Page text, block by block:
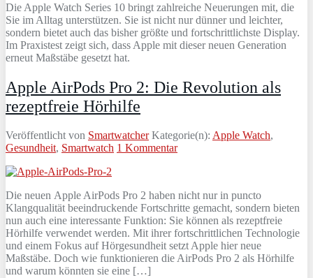
Die Apple Watch Series 10 bringt zahlreiche Neuerungen mit, die
Sie im Alltag unterstützen. Sie ist nicht nur dünner und leichter,
sondern bietet auch das bisher größte und fortschrittlichste Display.
Im Praxistest zeigt sich, dass Apple mit dieser neuen Generation
erneut Maßstäbe gesetzt hat.
Apple AirPods Pro 2: Die Revolution als
rezeptfreie Hörhilfe
Veröffentlicht von Smartwatcher Kategorie(n): Apple Watch,
Gesundheit, Smartwatch 1 Kommentar
Die neuen Apple AirPods Pro 2 haben nicht nur in puncto
Klangqualität beeindruckende Fortschritte gemacht, sondern bieten
nun auch eine interessante Funktion: Sie können als rezeptfreie
Hörhilfe verwendet werden. Mit ihrer fortschrittlichen Technologie
und einem Fokus auf Hörgesundheit setzt Apple hier neue
Maßstäbe. Doch wie funktionieren die AirPods Pro 2 als Hörhilfe
und warum könnten sie eine […]